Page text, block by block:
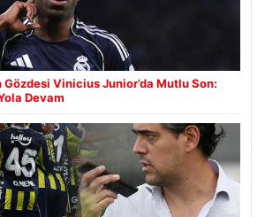
Vinicius Junior’da Mutlu Son:
Devam